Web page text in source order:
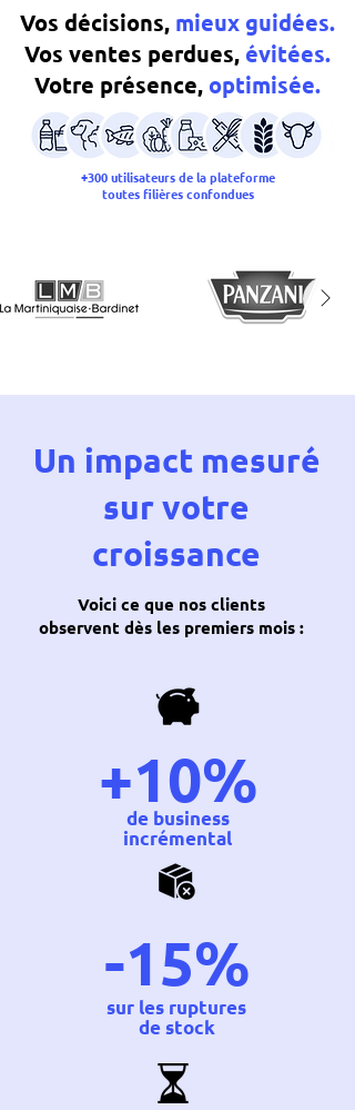
Vos décisions, mieux guidées.
Vos ventes perdues, évitées.
Votre présence, optimisée.
+300 utilisateurs de la plateforme
toutes filières confondues
Un impact mesuré
sur votre
croissance
Voici ce que nos clients
observent dès les premiers mois :
+10%
de business
incrémental
-15%
sur les ruptures
de stock